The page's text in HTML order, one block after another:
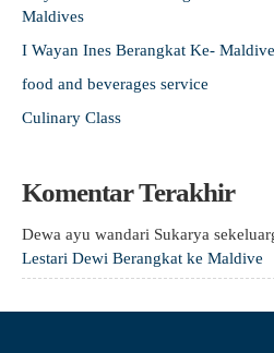
Maldives
I Wayan Ines Berangkat Ke-
food and beverages service
Culinary Class
Komentar Terakhir
Dewa ayu wandari Sukarya
Lestari Dewi Berangkat ke Maldive